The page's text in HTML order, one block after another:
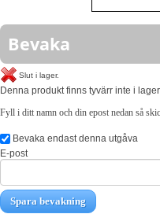
Bevaka
Slut i lager.
Denna produkt finns tyvärr inte i
Fyll i ditt namn och din epost nedan så
Bevaka endast denna utgåva
E-post
Spara bevakning